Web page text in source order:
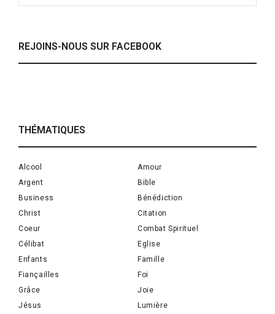
REJOINS-NOUS SUR FACEBOOK
THÉMATIQUES
Alcool
Amour
Argent
Bible
Business
Bénédiction
Christ
Citation
Coeur
Combat Spirituel
Célibat
Eglise
Enfants
Famille
Fiançailles
Foi
Grâce
Joie
Jésus
Lumière